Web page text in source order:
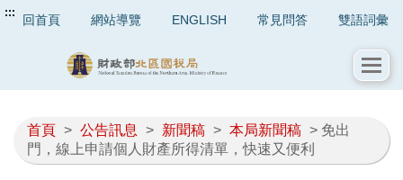
::: 回首頁 網站導覽 ENGLISH 常見問答 雙語詞彙
首頁 > 公告訊息 > 新聞稿 > 本局新聞稿 > 免出
門，線上申請個人財產所得清單，快速又便利